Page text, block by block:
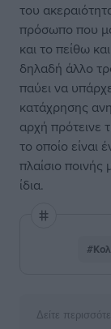
του
πρόσωπο που
και το πείθω
δηλαδή άλλο
παύει να
κατάχρησης
αρχή πρότεινε
το οποίο είναι
πλαίσιο ποινής
ίδια.
Δείτε